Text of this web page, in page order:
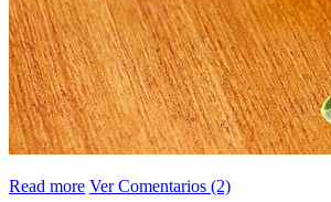
Read more Ver Comentarios (2)